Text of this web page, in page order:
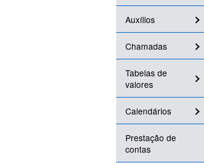
Auxílios
Chamadas
Tabelas de
valores
Calendários
Prestação de
contas